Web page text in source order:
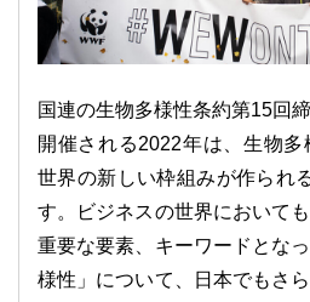
国連の生物多様性条約第15回
開催される2022年は、生物多
世界の新しい枠組みが作られ
す。ビジネスの世界において
重要な要素、キーワードとな
様性」について、日本でもさ